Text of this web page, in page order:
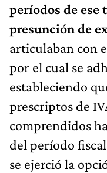
períodos de
presunción de
articulaban con
por el cual se
estableciendo
prescriptos de
comprendidos
del período
se ejerció la